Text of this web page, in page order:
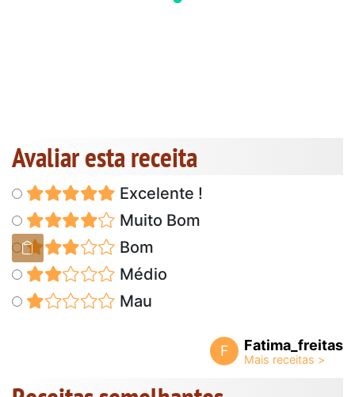
Avaliar esta receita
Excelente !
Muito Bom
Bom
Médio
Mau
F Fatima_freitas